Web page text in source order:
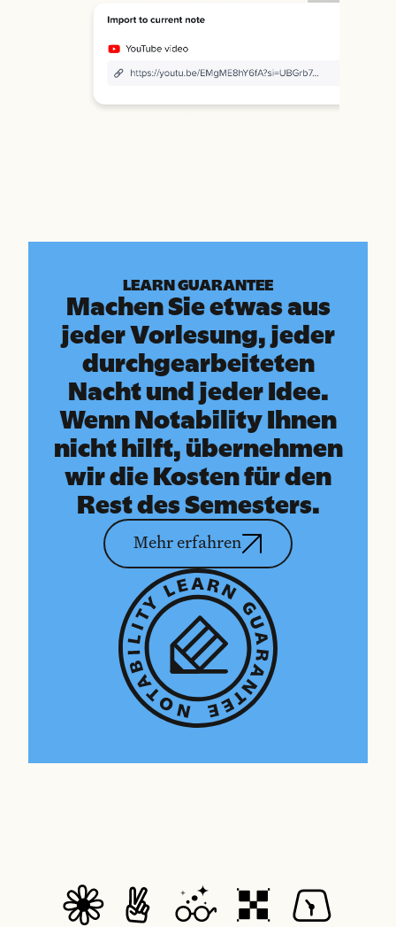
LEARN GUARANTEE
Machen Sie etwas aus
jeder Vorlesung, jeder
durchgearbeiteten
Nacht und jeder Idee.
Wenn Notability Ihnen
nicht hilft, übernehmen
wir die Kosten für den
Rest des Semesters.
Mehr erfahren